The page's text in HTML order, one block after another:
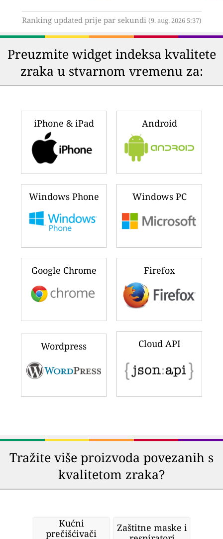
Ranking updated prije par sekundi (9. aug. 2026 5:37)
Preuzmite widget indeksa kvalitete
zraka u stvarnom vremenu za:
iPhone & iPad Android
Windows Phone Windows PC
Google Chrome Firefox
Wordpress Cloud API
Tražite više proizvoda povezanih s
kvalitetom zraka?
Kućni
prečišćivači
Zaštitne maske i